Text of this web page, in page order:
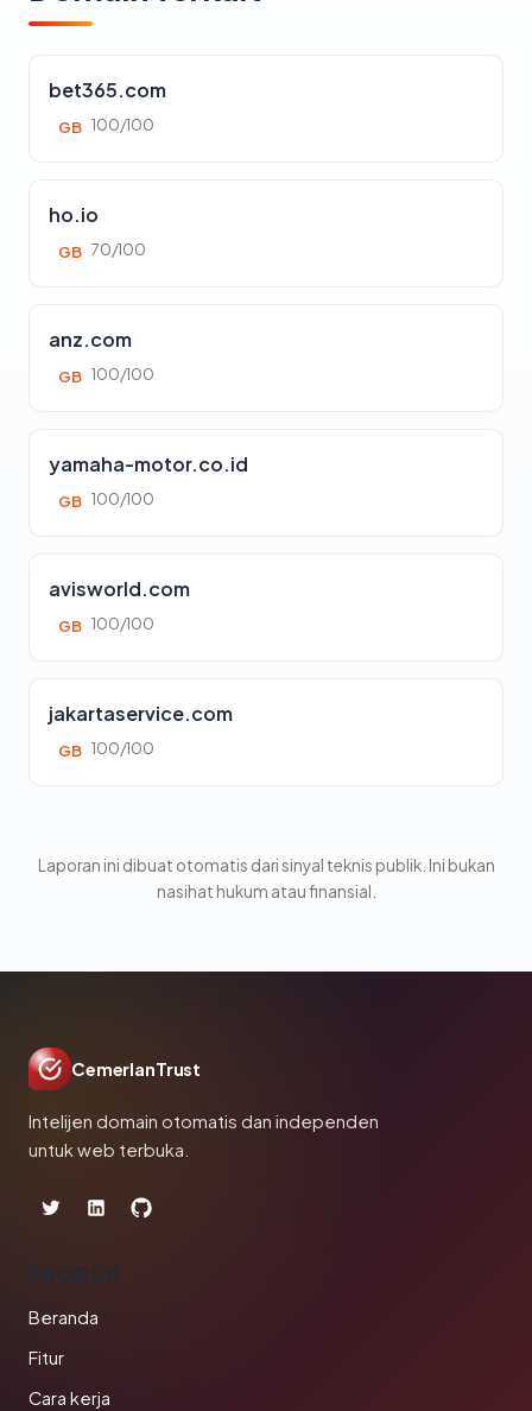
bet365.com
GB 100/100
ho.io
GB 70/100
anz.com
GB 100/100
yamaha-motor.co.id
GB 100/100
avisworld.com
GB 100/100
jakartaservice.com
GB 100/100
Laporan ini dibuat otomatis dari sinyal teknis publik. Ini bukan
nasihat hukum atau finansial.
CemerlanTrust
Intelijen domain otomatis dan independen
untuk web terbuka.
PRODUK
Beranda
Fitur
Cara kerja